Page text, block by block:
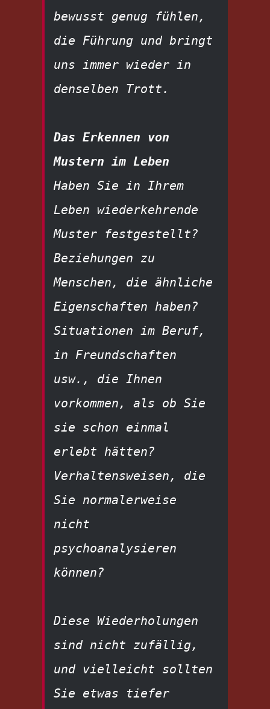
bewusst genug fühlen,
die Führung und bringt
uns immer wieder in
denselben Trott.
Das Erkennen von
Mustern im Leben
Haben Sie in Ihrem
Leben wiederkehrende
Muster festgestellt?
Beziehungen zu
Menschen, die ähnliche
Eigenschaften haben?
Situationen im Beruf,
in Freundschaften
usw., die Ihnen
vorkommen, als ob Sie
sie schon einmal
erlebt hätten?
Verhaltensweisen, die
Sie normalerweise
nicht
psychoanalysieren
können?
Diese Wiederholungen
sind nicht zufällig,
und vielleicht sollten
Sie etwas tiefer